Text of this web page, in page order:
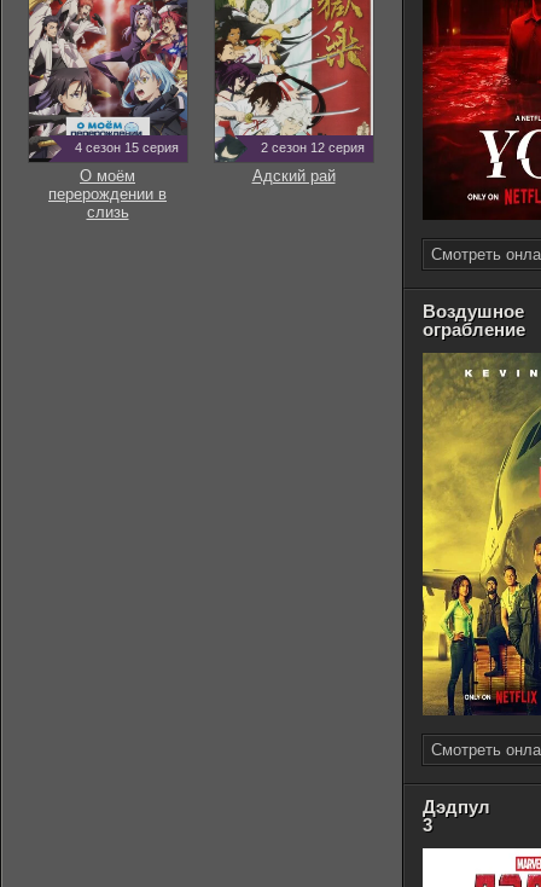
Смотреть
Воздушное
ограбление
Смотреть
Дэдпул
3
4 сезон 15 серия
О моём
перерождении в
слизь
2 сезон 12 серия
Адский рай